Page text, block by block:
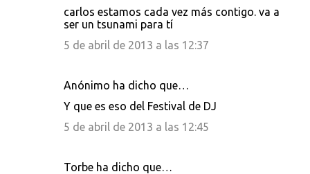
carlos estamos cada vez más contigo. va a
ser un tsunami para tí
5 de abril de 2013 a las 12:37
Anónimo ha dicho que…
Y que es eso del Festival de DJ
5 de abril de 2013 a las 12:45
Torbe ha dicho que…